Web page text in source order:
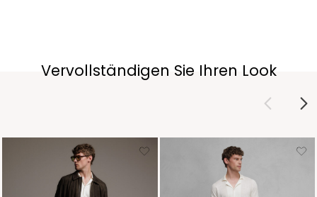
Vervollständigen Sie Ihren Look